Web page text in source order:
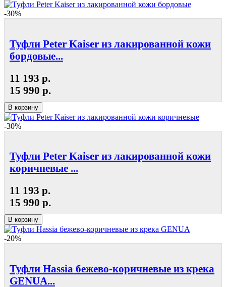
-30%
Туфли Peter Kaiser из лакированной кожи
бордовые...
11 193 р.
15 990 р.
В корзину
-30%
Туфли Peter Kaiser из лакированной кожи
коричневые ...
11 193 р.
15 990 р.
В корзину
-20%
Туфли Hassia бежево-коричневые из крека
GENUA...